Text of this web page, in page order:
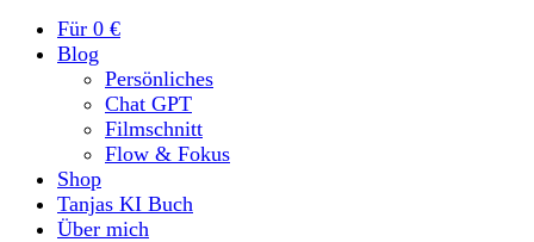
Für 0 €
Blog
Persönliches
Chat GPT
Filmschnitt
Flow & Fokus
Shop
Tanjas KI Buch
Über mich